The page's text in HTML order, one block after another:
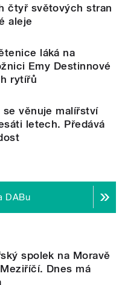
čtyř světových stran
aleje
láká na
Emy Destinnové
rytířů
se věnuje malířství
letech. Předává
DABu
spolek na Moravě
Dnes má